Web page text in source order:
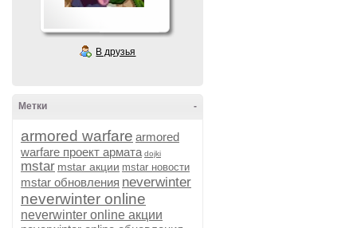
В друзья
-
Метки
armored warfare armored
warfare проект армата dojki
mstar mstar акции mstar новости
mstar обновления neverwinter
neverwinter online
neverwinter online акции